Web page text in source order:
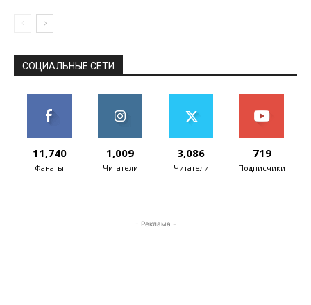
СОЦИАЛЬНЫЕ СЕТИ
11,740
Фанаты
1,009
Читатели
3,086
Читатели
719
Подписчики
- Реклама -